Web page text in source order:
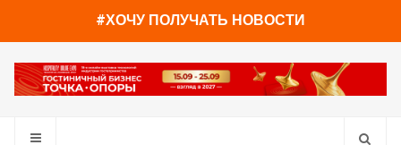
#ХОЧУ ПОЛУЧАТЬ НОВОСТИ